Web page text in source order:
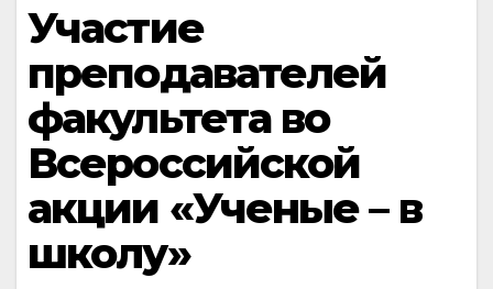
Участие
преподавателей
факультета во
Всероссийской
акции «Ученые – в
школу»